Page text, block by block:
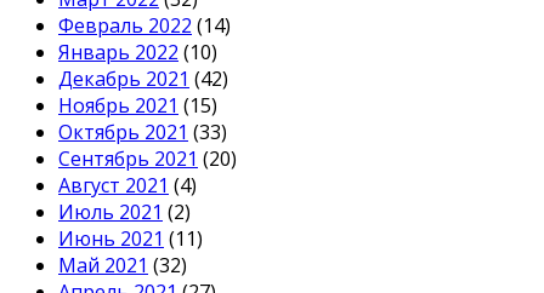
Февраль 2022 (14)
Январь 2022 (10)
Декабрь 2021 (42)
Ноябрь 2021 (15)
Октябрь 2021 (33)
Сентябрь 2021 (20)
Август 2021 (4)
Июль 2021 (2)
Июнь 2021 (11)
Май 2021 (32)